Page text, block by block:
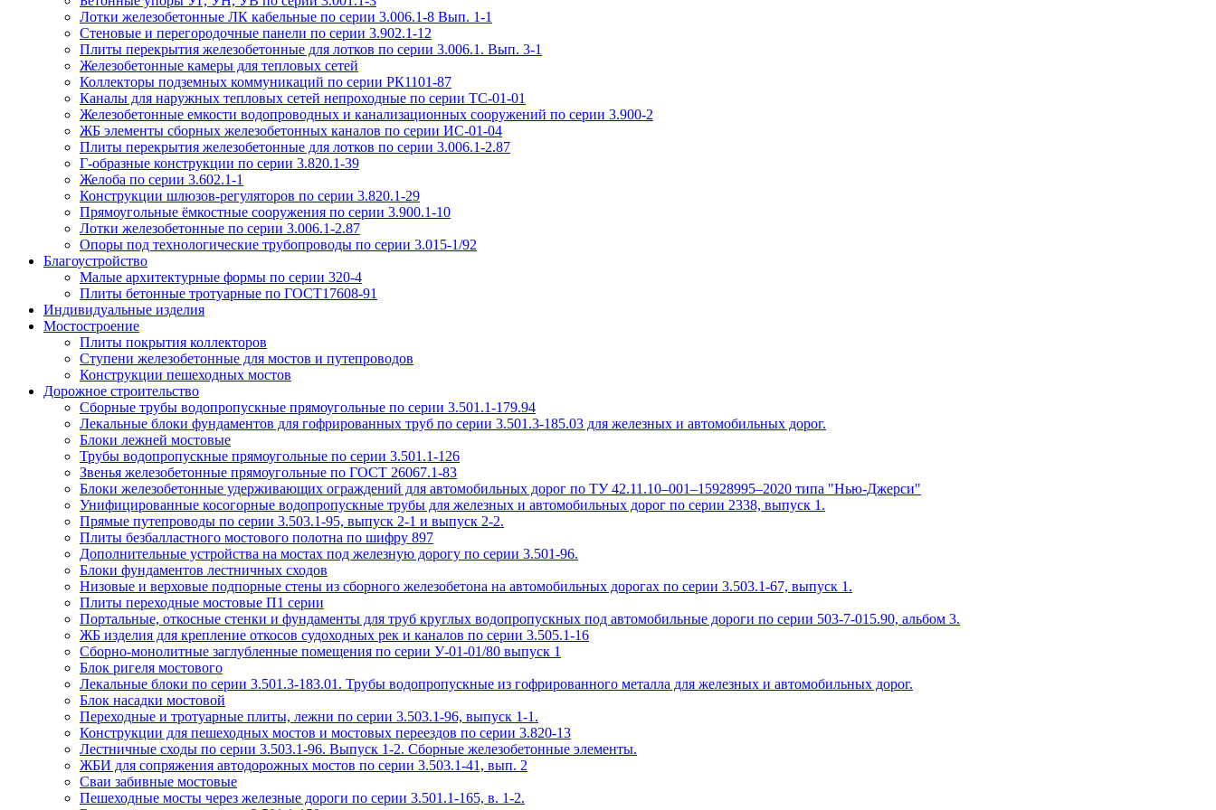
Лотки железобетонные ЛК кабельные по серии 3.006.1-8 Вып. 1-1
Стеновые и перегородочные панели по серии 3.902.1-12
Плиты перекрытия железобетонные для лотков по серии 3.006.1. Вып. 3-1
Железобетонные камеры для тепловых сетей
Коллекторы подземных коммуникаций по серии РК1101-87
Каналы для наружных тепловых сетей непроходные по серии ТС-01-01
Железобетонные емкости водопроводных и канализационных сооружений по серии 3.900-2
ЖБ элементы сборных железобетонных каналов по серии ИС-01-04
Плиты перекрытия железобетонные для лотков по серии 3.006.1-2.87
Г-образные конструкции по серии 3.820.1-39
Желоба по серии 3.602.1-1
Конструкции шлюзов-регуляторов по серии 3.820.1-29
Прямоугольные ёмкостные сооружения по серии 3.900.1-10
Лотки железобетонные по серии 3.006.1-2.87
Опоры под технологические трубопроводы по серии 3.015-1/92
Благоустройство
Малые архитектурные формы по серии 320-4
Плиты бетонные тротуарные по ГОСТ17608-91
Индивидуальные изделия
Мостостроение
Плиты покрытия коллекторов
Ступени железобетонные для мостов и путепроводов
Конструкции пешеходных мостов
Дорожное строительство
Сборные трубы водопропускные прямоугольные по серии 3.501.1-179.94
Лекальные блоки фундаментов для гофрированных труб по серии 3.501.3-185.03 для железных и автомобильных дорог.
Блоки лежней мостовые
Трубы водопропускные прямоугольные по серии 3.501.1-126
Звенья железобетонные прямоугольные по ГОСТ 26067.1-83
Блоки железобетонные удерживающих ограждений для автомобильных дорог по ТУ 42.11.10–001–15928995–2020 типа "Нью-Джерси"
Унифицированные косогорные водопропускные трубы для железных и автомобильных дорог по серии 2338, выпуск 1.
Прямые путепроводы по серии 3.503.1-95, выпуск 2-1 и выпуск 2-2.
Плиты безбалластного мостового полотна по шифру 897
Дополнительные устройства на мостах под железную дорогу по серии 3.501-96.
Блоки фундаментов лестничных сходов
Низовые и верховые подпорные стены из сборного железобетона на автомобильных дорогах по серии 3.503.1-67, выпуск 1.
Плиты переходные мостовые П1 серии
Портальные, откосные стенки и фундаменты для труб круглых водопропускных под автомобильные дороги по серии 503-7-015.90, альбом 3.
ЖБ изделия для крепление откосов судоходных рек и каналов по серии 3.505.1-16
Сборно-монолитные заглубленные помещения по серии У-01-01/80 выпуск 1
Блок ригеля мостового
Лекальные блоки по серии 3.501.3-183.01. Трубы водопропускные из гофрированного металла для железных и автомобильных дорог.
Блок насадки мостовой
Переходные и тротуарные плиты, лежни по серии 3.503.1-96, выпуск 1-1.
Конструкции для пешеходных мостов и мостовых переездов по серии 3.820-13
Лестничные сходы по серии 3.503.1-96. Выпуск 1-2. Сборные железобетонные элементы.
ЖБИ для сопряжения автодорожных мостов по серии 3.503.1-41, вып. 2
Сваи забивные мостовые
Пешеходные мосты через железные дороги по серии 3.501.1-165, в. 1-2.